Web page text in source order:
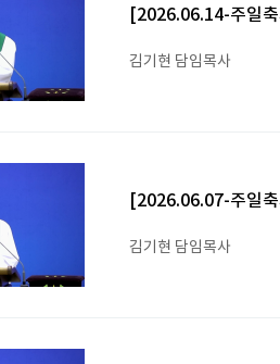
[2026.06.14-주일
김기현 담임목사
[2026.06.07-주일
김기현 담임목사